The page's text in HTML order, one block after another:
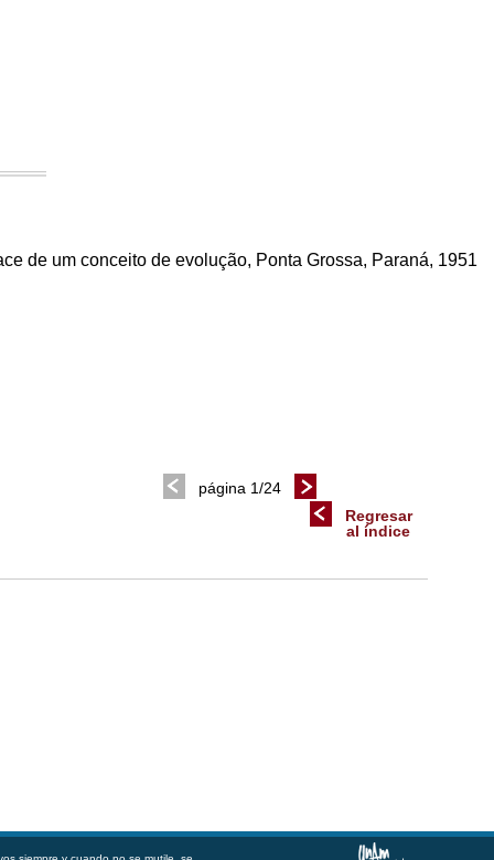
de um conceito de evolução, Ponta Grossa, Paraná, 1951
página 1/24
Regresar
al índice